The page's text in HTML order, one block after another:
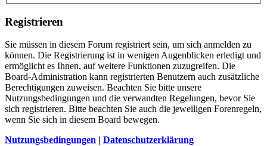
Registrieren
Sie müssen in diesem Forum registriert sein, um sich anmelden zu
können. Die Registrierung ist in wenigen Augenblicken erledigt und
ermöglicht es Ihnen, auf weitere Funktionen zuzugreifen. Die
Board-Administration kann registrierten Benutzern auch zusätzliche
Berechtigungen zuweisen. Beachten Sie bitte unsere
Nutzungsbedingungen und die verwandten Regelungen, bevor Sie
sich registrieren. Bitte beachten Sie auch die jeweiligen Forenregeln,
wenn Sie sich in diesem Board bewegen.
Nutzungsbedingungen | Datenschutzerklärung